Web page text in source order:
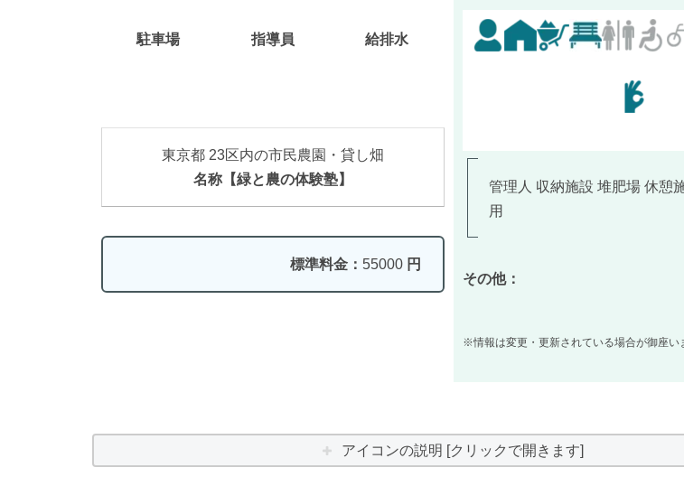
駐車場 指導員 給排水
東京都 23区内の市民農園・貸し畑
名称【緑と農の体験塾】
標準料金： 55000 円
管理人 収納施設 堆肥場 休憩
用
その他：
※情報は変更・更新されている場合が御座い
アイコンの説明 [クリックで開きます]